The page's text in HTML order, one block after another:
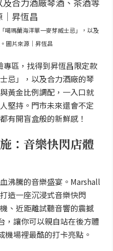
噶瑪蘭海洋單一麥芽威士忌」，以及
圖片來源｜昇恆昌
區，找得到昇恆昌限定款
忌」，以及合力酒廠的琴
黃金比例調配，一入口就
堅持。門市未來還會不定
有開盲盒般的新鮮感！
：音樂快閃店體
沸騰的音樂盛宴。Marshall
造一座沉浸式音樂快閃
、近距離試聽音響的震撼
，讓你可以親自站在後方體
機場裡最酷的打卡亮點。